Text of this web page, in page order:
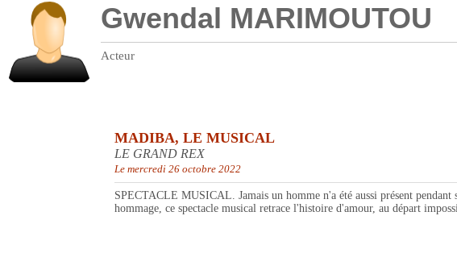
Gwendal MARIMOUTOU
Acteur
MADIBA, LE MUSICAL
LE GRAND REX
Le mercredi 26 octobre 2022
SPECTACLE MUSICAL. Jamais un homme n'a été aussi présent
hommage, ce spectacle musical retrace l'histoire d'amour, au départ